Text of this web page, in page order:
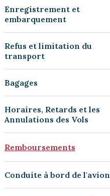
Enregistrement et
embarquement
Refus et limitation du
transport
Bagages
Horaires, Retards et les
Annulations des Vols
Remboursements
Conduite à bord de l'avion